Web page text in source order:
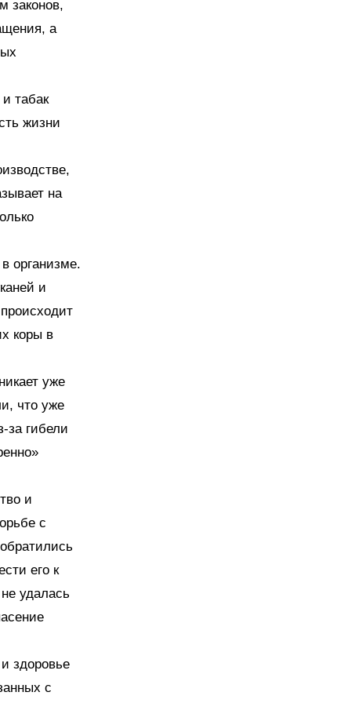
законов,
а
табак
жизни
на
организме.
и
коры в
уже
что уже
за гибели
и
с
его к
удалась
здоровье
с